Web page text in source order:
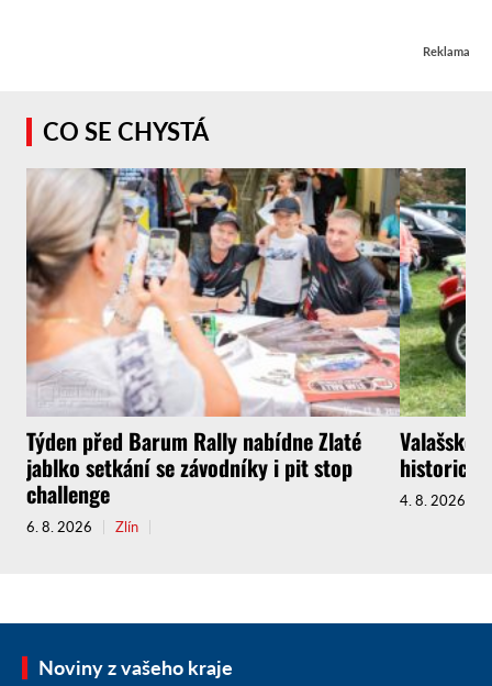
Reklama
CO SE CHYSTÁ
Týden před Barum Rally nabídne Zlaté
jablko setkání se závodníky i pit stop
challenge
6. 8. 2026 Zlín
Valašské
4. 8. 2026
Noviny z vašeho kraje